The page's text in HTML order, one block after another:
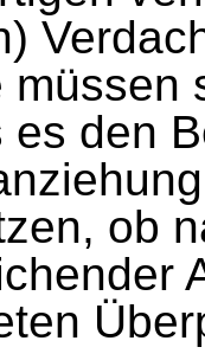
müssen
es den
ob